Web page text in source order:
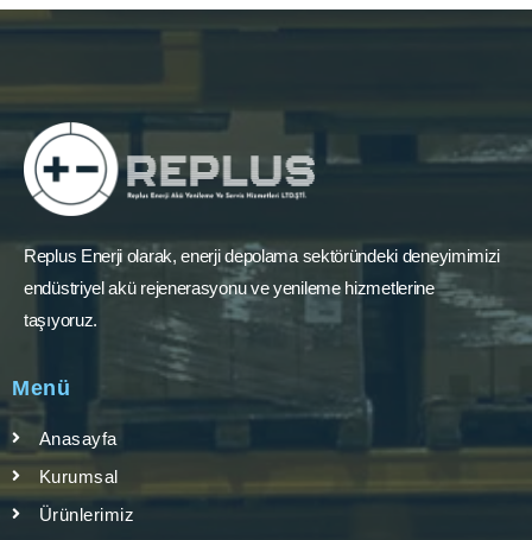
Replus Enerji olarak, enerji depolama sektöründeki deneyimimizi
endüstriyel akü rejenerasyonu ve yenileme hizmetlerine
taşıyoruz.
Menü
Anasayfa
Kurumsal
Ürünlerimiz